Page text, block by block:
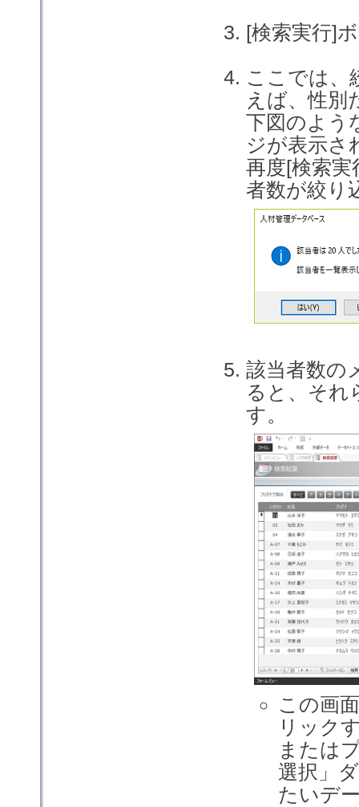
[検索実行]
ここでは、
えば、性別
下図のよう
ジが表示さ
再度[検索
者数が絞り
該当者数の
ると、それ
す。
この画
リック
または
選択」
たいデ